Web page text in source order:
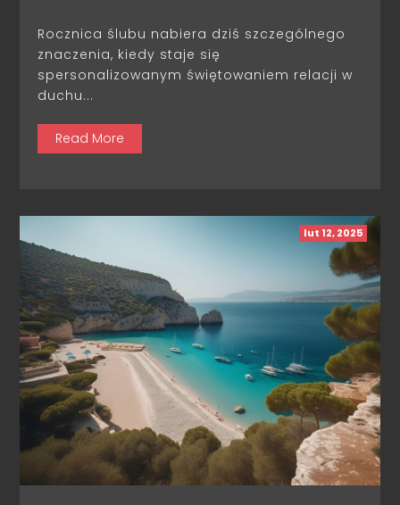
Rocznica ślubu nabiera dziś szczególnego
znaczenia, kiedy staje się
spersonalizowanym świętowaniem relacji w
duchu...
Read More
lut 12, 2025